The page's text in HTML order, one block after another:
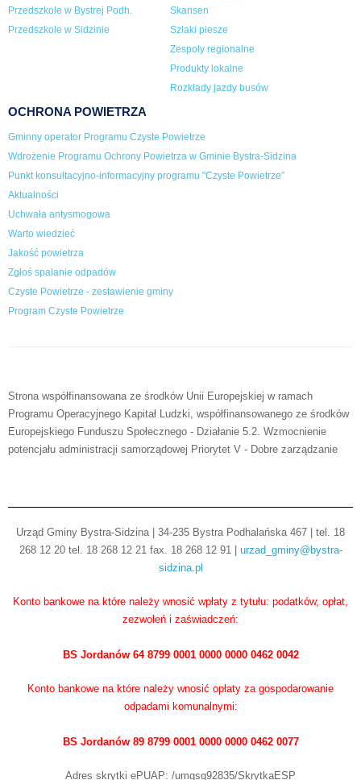
Przedszkole w Bystrej Podh.
Przedszkole w Sidzinie
Skansen
Szlaki piesze
Zespoły regionalne
Produkty lokalne
Rozkłady jazdy busów
OCHRONA POWIETRZA
Gminny operator Programu Czyste Powietrze
Wdrożenie Programu Ochrony Powietrza w Gminie Bystra-Sidzina
Punkt konsultacyjno-informacyjny programu "Czyste Powietrze”
Aktualności
Uchwała antysmogowa
Warto wiedzieć
Jakość powietrza
Zgłoś spalanie odpadów
Czyste Powietrze - zestawienie gminy
Program Czyste Powietrze
Strona współfinansowana ze środków Unii Europejskiej w ramach
Programu Operacyjnego Kapitał Ludzki, współfinansowanego ze środków
Europejskiego Funduszu Społecznego - Działanie 5.2. Wzmocnienie
potencjału administracji samorządowej Priorytet V - Dobre zarządzanie
Urząd Gminy Bystra-Sidzina | 34-235 Bystra Podhalańska 467 | tel. 18
268 12 20 tel. 18 268 12 21 fax. 18 268 12 91 | urzad_gminy@bystra-
sidzina.pl
Konto bankowe na które należy wnosić wpłaty z tytułu: podatków, opłat,
zezwoleń i zaświadczeń:
BS Jordanów 64 8799 0001 0000 0000 0462 0042
Konto bankowe na które należy wnosić opłaty za gospodarowanie
odpadami komunalnymi:
BS Jordanów 89 8799 0001 0000 0000 0462 0077
Adres skrytki ePUAP: /umgsq92835/SkrytkaESP